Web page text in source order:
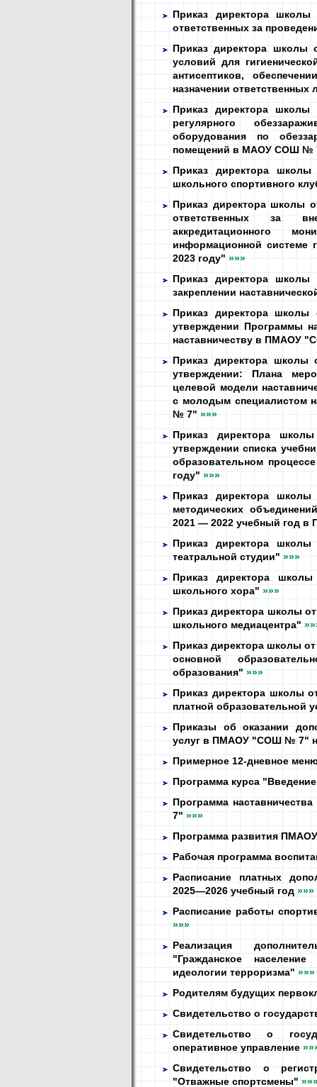
Приказ директора
ответственных за
Приказ директора школы
условий для
антисептиков,
назначении ответственных
Приказ директора
регулярного
оборудования по
помещений в МАОУ СОШ №
Приказ директора
школьного спортивного
Приказ директора школы
ответственных за
аккредитационного
информационной системе
2023 году" »»»
Приказ директора
закреплении
Приказ директора
утверждении Программы
наставничеству в ПМАОУ
Приказ директора
утверждении: Плана
целевой модели
с молодым специалистом
№ 7" »»»
Приказ директора
утверждении списка
образовательном
году" »»»
Приказ директора
методических
2021 — 2022 учебный год
Приказ директора
театральной студии" »»»
Приказ директора
школьного хора" »»»
Приказ директора школы
школьного медиацентра"
Приказ директора школы
основной
образования" »»»
Приказ директора школы
платной образовательной
Приказы об оказании
услуг в ПМАОУ "СОШ № 7"
Примерное 12-дневное
Программа курса
Программа
7" »»»
Программа развития
Рабочая программа
Расписание платных
2025—2026 учебный год »»»
Расписание работы
»»»
Реализация
"Гражданское
идеологии терроризма" »»»
Родителям будущих
Свидетельство о
Свидетельство о
оперативное управление
Свидетельство о
"Отважные спортсмены"